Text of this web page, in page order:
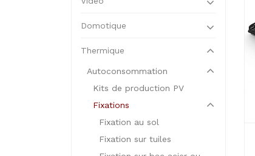
Domotique
Thermique
Autoconsommation
Kits de production PV
Fixations
Fixation au sol
Fixation sur tuiles